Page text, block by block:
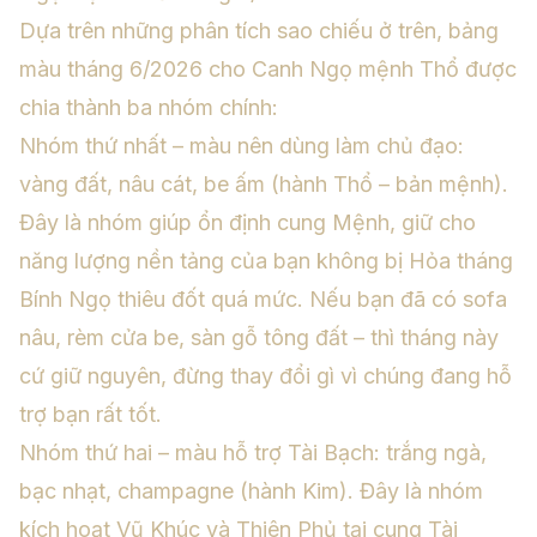
Dựa trên những phân tích sao chiếu ở trên, bảng
màu tháng 6/2026 cho Canh Ngọ mệnh Thổ được
chia thành ba nhóm chính:
Nhóm thứ nhất – màu nên dùng làm chủ đạo:
vàng đất, nâu cát, be ấm (hành Thổ – bản mệnh).
Đây là nhóm giúp ổn định cung Mệnh, giữ cho
năng lượng nền tảng của bạn không bị Hỏa tháng
Bính Ngọ thiêu đốt quá mức. Nếu bạn đã có sofa
nâu, rèm cửa be, sàn gỗ tông đất – thì tháng này
cứ giữ nguyên, đừng thay đổi gì vì chúng đang hỗ
trợ bạn rất tốt.
Nhóm thứ hai – màu hỗ trợ Tài Bạch: trắng ngà,
bạc nhạt, champagne (hành Kim). Đây là nhóm
kích hoạt Vũ Khúc và Thiên Phủ tại cung Tài